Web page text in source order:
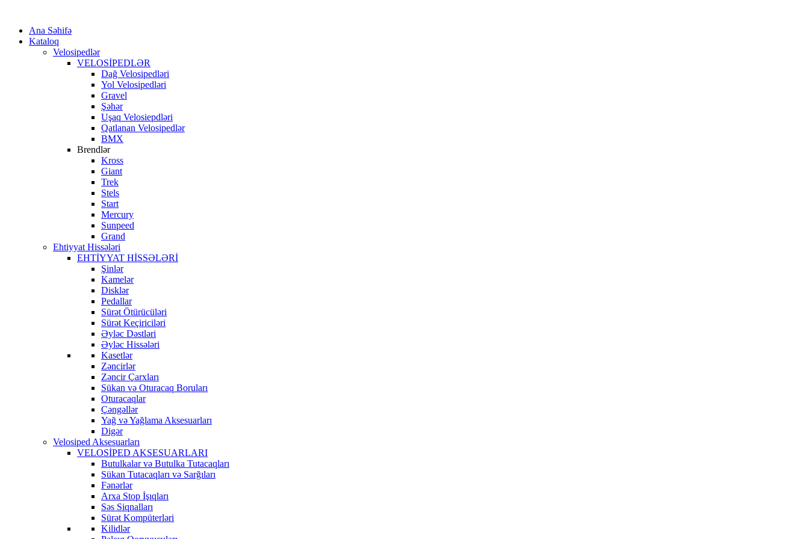
Ana Səhifə
Kataloq
Velosipedlər
VELOSİPEDLƏR
Dağ Velosipedləri
Yol Velosipedləri
Gravel
Şəhər
Uşaq Velosiepdləri
Qatlanan Velosipedlər
BMX
Brendlər
Kross
Giant
Trek
Stels
Start
Mercury
Sunpeed
Grand
Ehtiyyat Hissələri
EHTİYYAT HİSSƏLƏRİ
Şinlər
Kamelər
Disklər
Pedallar
Sürət Ötürücüləri
Sürət Keçiriciləri
Əyləc Dəstləri
Əyləc Hissələri
Kasetlər
Zəncirlər
Zəncir Çarxları
Sükan və Oturacaq Boruları
Oturacaqlar
Çəngəllər
Yağ və Yağlama Aksesuarları
Digər
Velosiped Aksesuarları
VELOSİPED AKSESUARLARI
Butulkalar və Butulka Tutacaqları
Sükan Tutacaqları və Sarğıları
Fənərlər
Arxa Stop İşıqları
Səs Siqnalları
Sürət Kompüterləri
Kilidlər